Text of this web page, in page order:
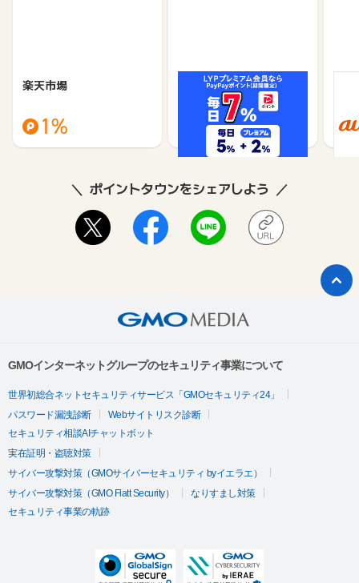
楽天市場
1%
Yahoo!ショッピング
1%
ポイントタウンをシェアしよう
GMOインターネットグループのセキュリティ事業について
世界初総合ネットセキュリティサービス「GMOセキュリティ24」
パスワード漏洩診断
Webサイトリスク診断
セキュリティ相談AIチャットボット
実在証明・盗聴対策
サイバー攻撃対策（GMOサイバーセキュリティ byイエラエ）
サイバー攻撃対策（GMO Flatt Security）
なりすまし対策
セキュリティ事業の軌跡